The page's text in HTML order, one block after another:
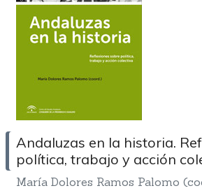
Andaluzas en la historia.
política, trabajo y acción
María Dolores Ramos Palomo